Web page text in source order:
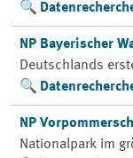
NP Bayerischer
Deutschlands
NP
Nationalpark im